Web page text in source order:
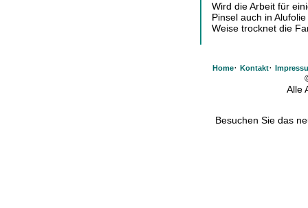
Wird die Arbeit für
Pinsel auch in
Weise trocknet die
Home· Kontakt·
Alle
Besuchen Sie das